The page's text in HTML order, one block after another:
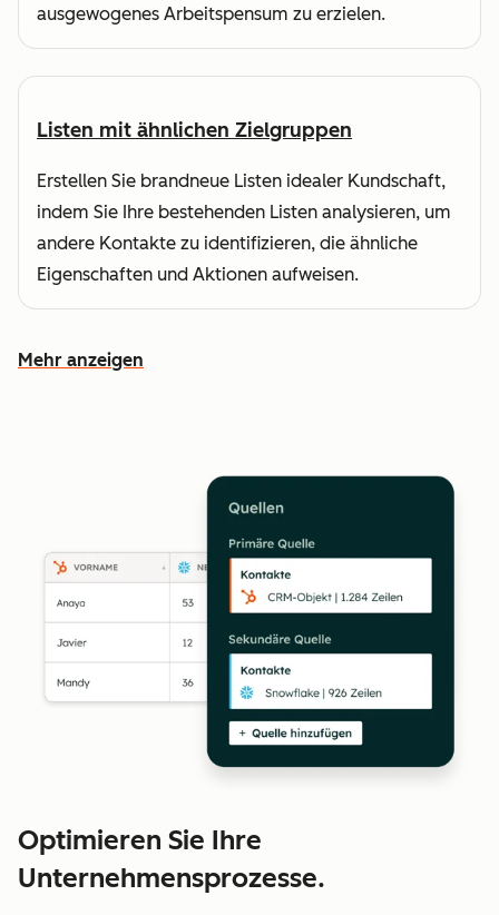
ausgewogenes Arbeitspensum zu erzielen.
Listen mit ähnlichen Zielgruppen
Erstellen Sie brandneue Listen idealer Kundschaft,
indem Sie Ihre bestehenden Listen analysieren, um
andere Kontakte zu identifizieren, die ähnliche
Eigenschaften und Aktionen aufweisen.
Mehr anzeigen
Weitere Funktionen ansehen
Optimieren Sie Ihre
Unternehmensprozesse.